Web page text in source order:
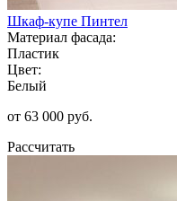
Шкаф-купе Пинтел
Материал фасада:
Пластик
Цвет:
Белый
от 63 000 руб.
Рассчитать